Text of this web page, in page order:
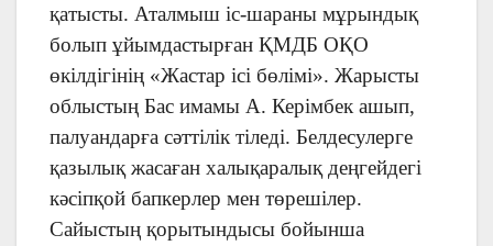
қатысты. Аталмыш іс-шараны мұрындық
болып ұйымдастырған ҚМДБ ОҚО
өкілдігінің «Жастар ісі бөлімі». Жарысты
облыстың Бас имамы А. Керімбек ашып,
палуандарға сәттілік тіледі. Белдесулерге
қазылық жасаған халықаралық деңгейдегі
кәсіпқой бапкерлер мен төрешілер.
Сайыстың қорытындысы бойынша